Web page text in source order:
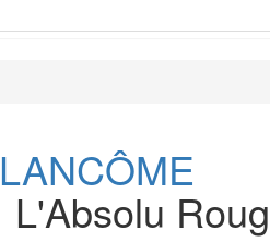
LANCÔME
L'Absolu